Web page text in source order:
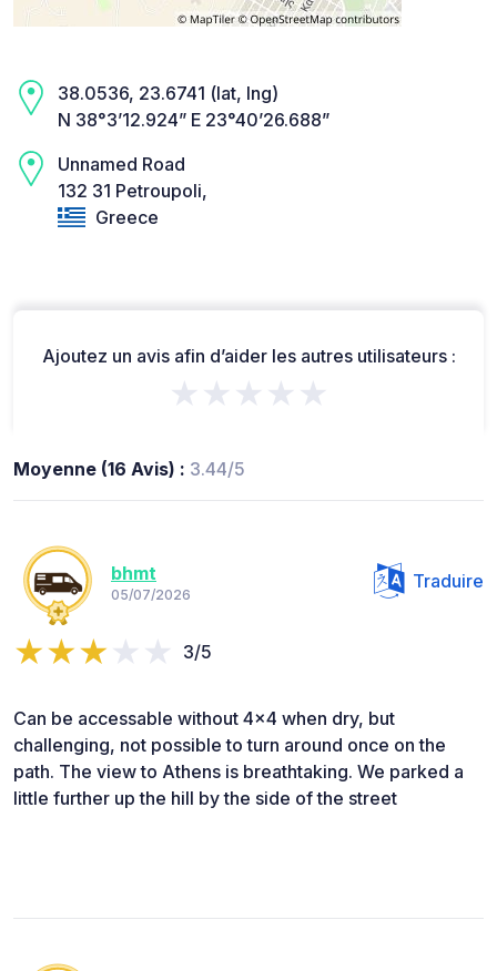
38.0536, 23.6741 (lat, lng)
N 38°3’12.924” E 23°40’26.688”
Unnamed Road
132 31 Petroupoli,
Greece
Ajoutez un avis afin d’aider les autres utilisateurs :
★★★★★
Moyenne (16 Avis) : 3.44/5
bhmt
05/07/2026
Traduire
3/5
Can be accessable without 4x4 when dry, but
challenging, not possible to turn around once on the
path. The view to Athens is breathtaking. We parked a
little further up the hill by the side of the street